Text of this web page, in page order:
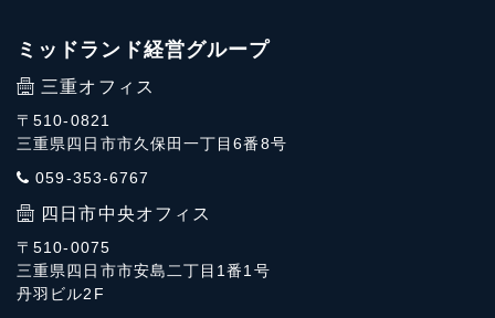
ミッドランド経営グループ
三重オフィス
〒510-0821
三重県四日市市久保田一丁目6番8号
059-353-6767
四日市中央オフィス
〒510-0075
三重県四日市市安島二丁目1番1号
丹羽ビル2F